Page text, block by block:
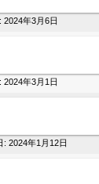
2024年3月6日
2024年3月1日
: 2024年1月12日